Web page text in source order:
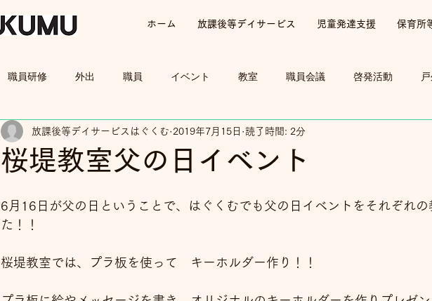
ホーム 放課後等デイサービス 児童発達支援 保育所
職員研修 外出 職員 イベント 教室 職員会議 啓発活動
保護者
桜堤教室父の日イベント
放課後等デイサービスはぐくむ 2019年7月15日 読了時間: 2分
6月16日が父の日ということで、はぐくむでも父の日イベントをそれぞれ
た！！
桜堤教室では、プラ板を使って　キーホルダー作り！！